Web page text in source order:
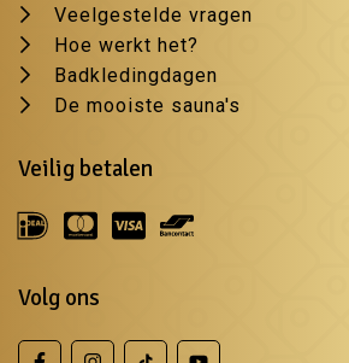
Veelgestelde vragen
Hoe werkt het?
Badkledingdagen
De mooiste sauna's
Veilig betalen
Volg ons